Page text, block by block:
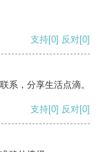
支持[0] 反对[0]
系，分享生活点滴。
支持[0] 反对[0]